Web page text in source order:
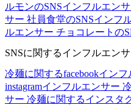
ルモンのSNSインフルエン
サー 社員食堂のSNSインフ
ルエンサー チョコレートの
SNSに関するインフルエン
冷麺に関するfacebookイン
instagramインフルエンサー
サー 冷麺に関するインスタ